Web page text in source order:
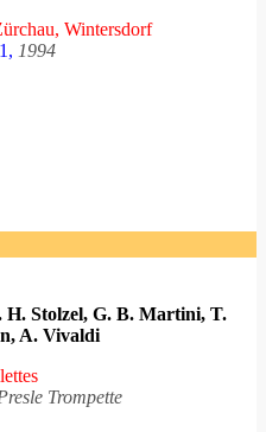
Wintersdorf
1994
H. Stolzel, G. B. Martini, T.
A. Vivaldi
Trompette